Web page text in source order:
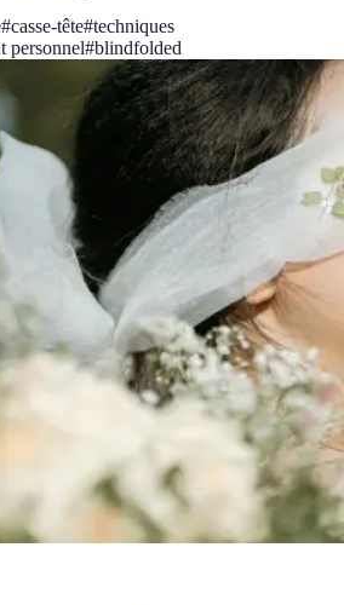
#casse-tête#techniques
personnel#blindfolded